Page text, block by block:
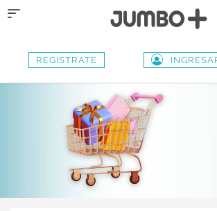
Toggle
REGISTRATE